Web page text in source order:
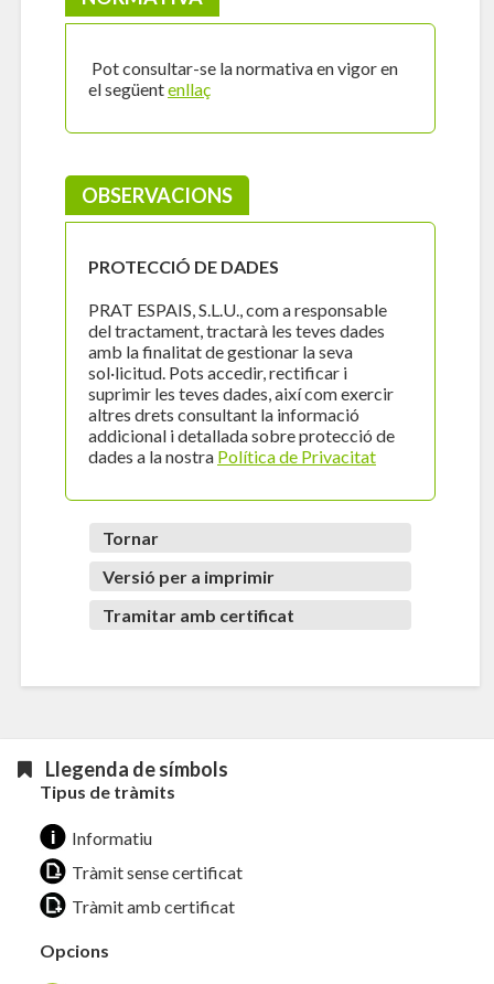
Pot consultar-se la normativa en vigor en
el següentenllaç
OBSERVACIONS
PROTECCIÓ DE DADES
PRAT ESPAIS, S.L.U., com a responsable
del tractament, tractarà les teves dades
amb la finalitat de gestionar la seva
sol·licitud. Pots accedir, rectificar i
suprimir les teves dades, així com exercir
altres drets consultant la informació
addicional i detallada sobre protecció de
dades a la nostra Política de Privacitat
Tornar
Versió per a imprimir
Tramitar amb certificat
Llegenda de símbols
Tipus de tràmits
Informatiu
Tràmit sense certificat
Tràmit amb certificat
Opcions